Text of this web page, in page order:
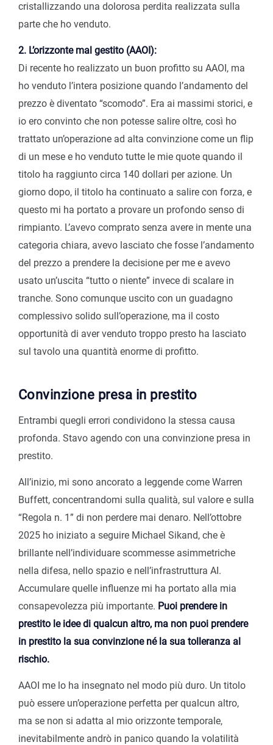
cristallizzando una dolorosa perdita realizzata sulla
parte che ho venduto.
2. L’orizzonte mal gestito (AAOI):
Di recente ho realizzato un buon profitto su AAOI, ma
ho venduto l’intera posizione quando l’andamento del
prezzo è diventato “scomodo”. Era ai massimi storici, e
io ero convinto che non potesse salire oltre, così ho
trattato un’operazione ad alta convinzione come un flip
di un mese e ho venduto tutte le mie quote quando il
titolo ha raggiunto circa 140 dollari per azione. Un
giorno dopo, il titolo ha continuato a salire con forza, e
questo mi ha portato a provare un profondo senso di
rimpianto. L’avevo comprato senza avere in mente una
categoria chiara, avevo lasciato che fosse l’andamento
del prezzo a prendere la decisione per me e avevo
usato un’uscita “tutto o niente” invece di scalare in
tranche. Sono comunque uscito con un guadagno
complessivo solido sull’operazione, ma il costo
opportunità di aver venduto troppo presto ha lasciato
sul tavolo una quantità enorme di profitto.
Convinzione presa in prestito
Entrambi quegli errori condividono la stessa causa
profonda. Stavo agendo con una convinzione presa in
prestito.
All’inizio, mi sono ancorato a leggende come Warren
Buffett, concentrandomi sulla qualità, sul valore e sulla
“Regola n. 1” di non perdere mai denaro. Nell’ottobre
2025 ho iniziato a seguire Michael Sikand, che è
brillante nell’individuare scommesse asimmetriche
nella difesa, nello spazio e nell’infrastruttura AI.
Accumulare quelle influenze mi ha portato alla mia
consapevolezza più importante. Puoi prendere in
prestito le idee di qualcun altro, ma non puoi prendere
in prestito la sua convinzione né la sua tolleranza al
rischio.
AAOI me lo ha insegnato nel modo più duro. Un titolo
può essere un’operazione perfetta per qualcun altro,
ma se non si adatta al mio orizzonte temporale,
inevitabilmente andrò in panico quando la volatilità